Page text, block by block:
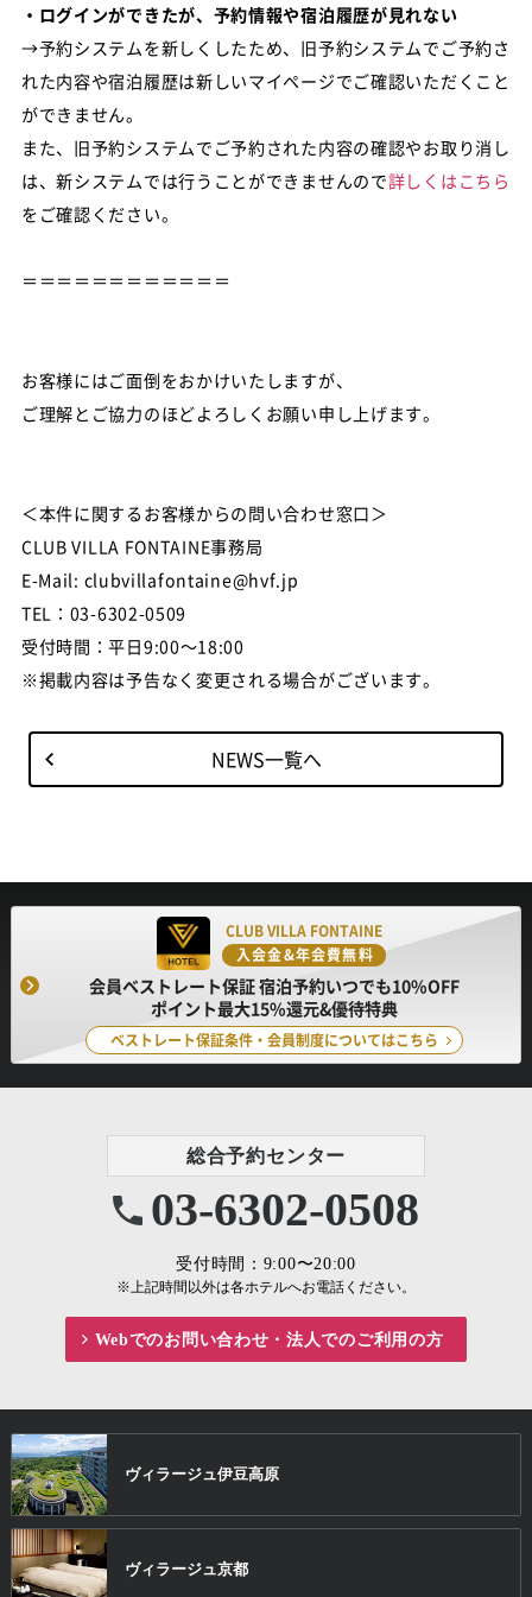
・ログインができたが、予約情報や宿泊履歴が見れない
→予約システムを新しくしたため、旧予約システムでご予約さ
れた内容や宿泊履歴は新しいマイページでご確認いただくこと
ができません。
また、旧予約システムでご予約された内容の確認やお取り消し
は、新システムでは行うことができませんので詳しくはこちら
をご確認ください。
＝＝＝＝＝＝＝＝＝＝＝＝
お客様にはご面倒をおかけいたしますが、
ご理解とご協力のほどよろしくお願い申し上げます。
＜本件に関するお客様からの問い合わせ窓口＞
CLUB VILLA FONTAINE事務局
E-Mail: clubvillafontaine@hvf.jp
TEL：03-6302-0509
受付時間：平日9:00～18:00
※掲載内容は予告なく変更される場合がございます。
NEWS一覧へ
CLUB VILLA FONTAINE
入会金&年会費無料
会員ベストレート保証 宿泊予約いつでも10%OFF
ポイント最大15%還元&優待特典
ベストレート保証条件・会員制度についてはこちら
総合予約センター
03-6302-0508
受付時間：9:00〜20:00
※上記時間以外は各ホテルへお電話ください。
Webでのお問い合わせ・法人でのご利用の方
ヴィラージュ 伊豆高原
ヴィラージュ 京都